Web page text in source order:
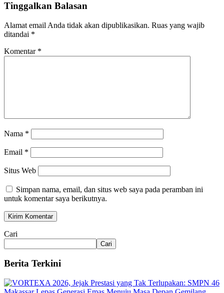
Tinggalkan Balasan
Alamat email Anda tidak akan dipublikasikan. Ruas yang wajib
ditandai *
Komentar *
Nama *
Email *
Situs Web
Simpan nama, email, dan situs web saya pada peramban ini
untuk komentar saya berikutnya.
Cari
Cari
Berita Terkini